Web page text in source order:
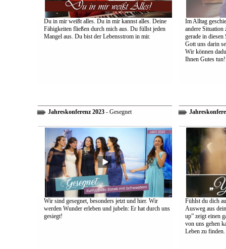
Du in mir weißt alles. Du in mir kannst alles. Deine
Fähigkeiten fließen durch mich aus. Du füllst jeden
Mangel aus. Du bist der Lebensstrom in mir.
Im Alltag
andere
gerade in
Gott uns darin
Wir können
Ihnen Gutes tun!
Jahreskonferenz 2023- Gesegnet
Wir sind gesegnet, besonders jetzt und hier. Wir
werden Wunder erleben und jubeln: Er hat durch uns
gesiegt!
Fühlst du dich
Ausweg aus
up” zeigt einen
von uns gehen
Leben zu finden.